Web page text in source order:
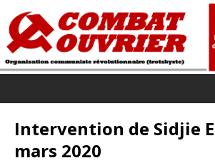
Intervention de Sidjie
mars 2020